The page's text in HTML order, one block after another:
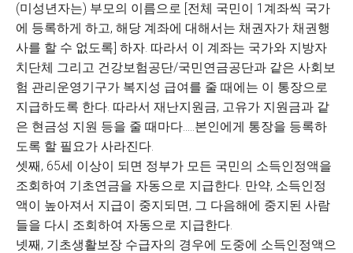
(미성년자는) 부모의 이름으로 [전체 국민이 1계좌씩 국가
에 등록하게 하고, 해당 계좌에 대해서는 채권자가 채권행
사를 할 수 없도록] 하자. 따라서 이 계좌는 국가와 지방자
치단체 그리고 건강보험공단/국민연금공단과 같은 사회보
험 관리운영기구가 복지성 급여를 줄 때에는 이 통장으로
지급하도록 한다. 따라서 재난지원금, 고유가 지원금과 같
은 현금성 지원 등을 줄 때마다.....본인에게 통장을 등록하
도록 할 필요가 사라진다.
셋째, 65세 이상이 되면 정부가 모든 국민의 소득인정액을
조회하여 기초연금을 자동으로 지급한다. 만약, 소득인정
액이 높아져서 지급이 중지되면, 그 다음해에 중지된 사람
들을 다시 조회하여 자동으로 지급한다.
넷째, 기초생활보장 수급자의 경우에 도중에 소득인정액으